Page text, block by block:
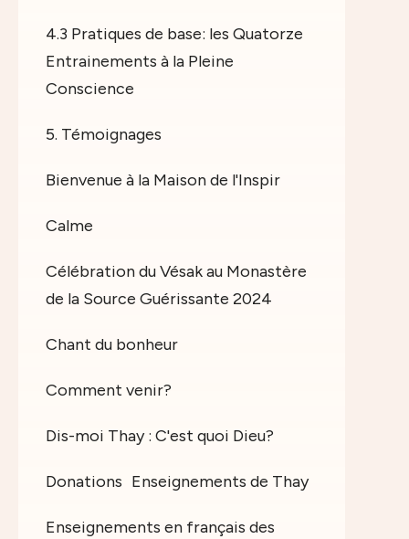
4.3 Pratiques de base: les Quatorze
Entrainements à la Pleine
Conscience
5. Témoignages
Bienvenue à la Maison de l'Inspir
Calme
Célébration du Vésak au Monastère
de la Source Guérissante 2024
Chant du bonheur
Comment venir?
Dis-moi Thay : C'est quoi Dieu?
Donations Enseignements de Thay
Enseignements en français des